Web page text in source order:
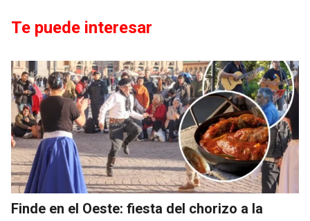
Te puede interesar
Finde en el Oeste: fiesta del chorizo a la